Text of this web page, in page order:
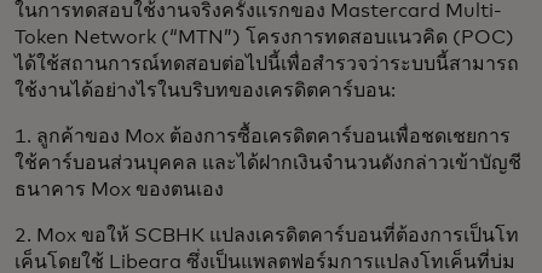
ในการทดสอบใช้งานจริงครั้งแรกของ Mastercard Multi-
Token Network (“MTN”) โครงการทดสอบแนวคิด (POC)
ได้ใช้สถานการณ์ทดสอบต่อไปนี้เพื่อสำรวจว่าระบบนี้สามารถ
ใช้งานได้อย่างไรในบริบทของเครดิตคาร์บอน:
1. ลูกค้าของ Mox ต้องการซื้อเครดิตคาร์บอนเพื่อชดเชยการ
ใช้คาร์บอนส่วนบุคคล และได้ฝากเงินจำนวนดังกล่าวเข้าบัญชี
ธนาคาร Mox ของตนเอง
2. Mox ขอให้ SCBHK แปลงเครดิตคาร์บอนที่ต้องการเป็นโท
เค็นโดยใช้ Libeara ซึ่งเป็นแพลตฟอร์มการแปลงโทเค็นที่บ่ม